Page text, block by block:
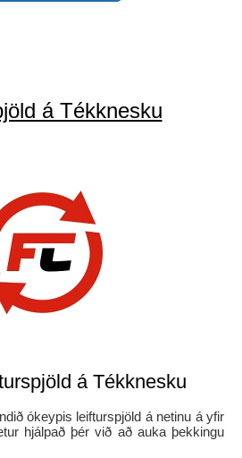
á Tékknesku
á Tékknesku
ókeypis leifturspjöld á netinu á yfir
hjálpað þér við að auka þekkingu